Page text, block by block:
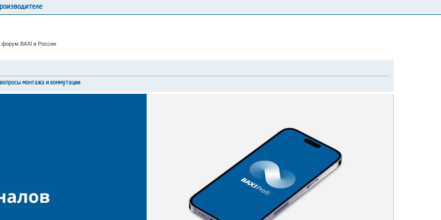
BAXI в России
монтажа и коммутации